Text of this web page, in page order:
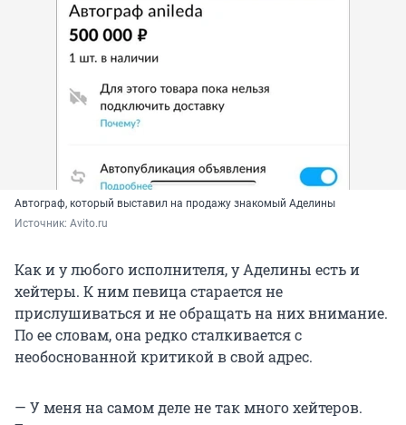
Автограф, который выставил на продажу знакомый Аделины
Источник: Avito.ru
Как и у любого исполнителя, у Аделины есть и
хейтеры. К ним певица старается не
прислушиваться и не обращать на них внимание.
По ее словам, она редко сталкивается с
необоснованной критикой в свой адрес.
— У меня на самом деле не так много хейтеров.